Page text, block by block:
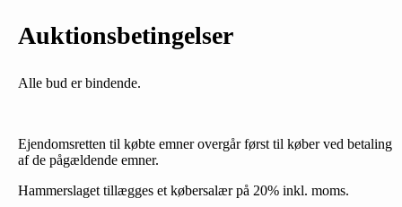
Auktionsbetingelser
Alle bud er bindende.
Ejendomsretten til købte emner overgår først til køber ved betaling
af de pågældende emner.
Hammerslaget tillægges et købersalær på 20% inkl. moms.